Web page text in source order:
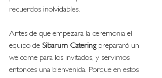
recuerdos inolvidables.
Antes de que empezara la ceremonia el
equipo de Sibarum Catering prepararó un
welcome para los invitados, y servimos
entonces una bienvenida. Porque en estos